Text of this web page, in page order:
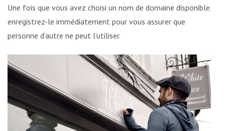
Une fois que vous avez choisi un nom de domaine disponible,
enregistrez-le immédiatement pour vous assurer que
personne d’autre ne peut l’utiliser.